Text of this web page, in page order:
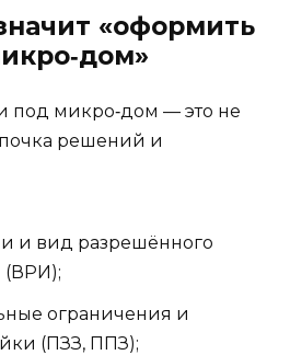
«оформить
микро‑дом — это не
решений и
и вид разрешённого
(ВРИ);
ограничения и
(ПЗЗ, ППЗ);